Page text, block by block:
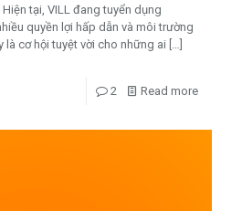
tại, VILL đang tuyển dụng
quyền lợi hấp dẫn và môi trường
là cơ hội tuyệt vời cho những ai […]
2 Read more